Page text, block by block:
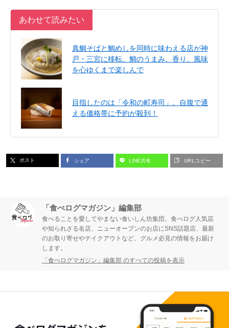
あわせて読みたい
真鯛そばと鯛めしを同時に味わえる店が神
戸・三宮に移転。鯛のうまみ、香り、風味
を心ゆくまで楽しんで
目指したのは「令和の町寿司」。自腹で通
える価格帯に予約が殺到！
ポスト シェア LINE共有 URLコピー
「食べログマガジン」編集部
食べることを愛してやまない食いしん坊集団。食べログ人気店
や知られざる名店、ニューオープンのお店にSNS話題店、最新
のお取り寄せやテイクアウトなど、グルメ必見の情報をお届け
します。
「食べログマガジン」編集部 のすべての投稿を表示